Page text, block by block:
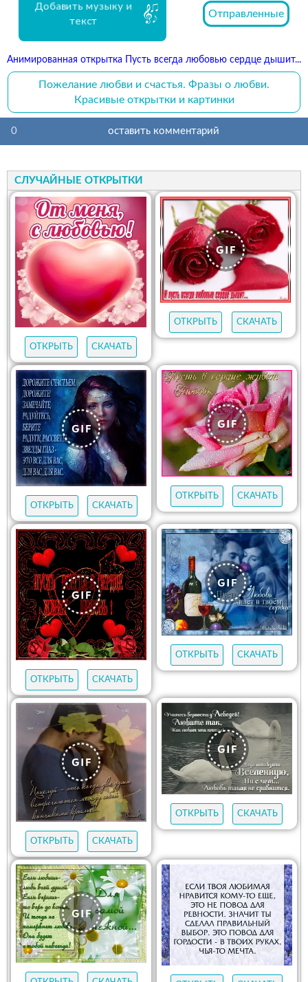
Добавить музыку и
текст
Отправленные
Анимированная открытка Пусть всегда любовью сердце дышит...
Пожелание любви и счастья. Фразы о любви.
Красивые открытки и картинки
0 оставить комментарий
СЛУЧАЙНЫЕ ОТКРЫТКИ
ОТКРЫТЬ СКАЧАТЬ
ОТКРЫТЬ СКАЧАТЬ
ОТКРЫТЬ СКАЧАТЬ
ОТКРЫТЬ СКАЧАТЬ
ОТКРЫТЬ СКАЧАТЬ
ОТКРЫТЬ СКАЧАТЬ
ОТКРЫТЬ СКАЧАТЬ
ОТКРЫТЬ СКАЧАТЬ